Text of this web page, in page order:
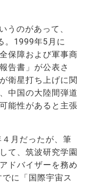
うのがあって、
。1999年5月に
保障および軍事商
告書」が公表さ
衛星打ち上げに関
中国の大陸間弾道
能性があると主張
月だったが、筆
て、筑波研究学園
ドバイザーを務め
に「国際宇宙ス